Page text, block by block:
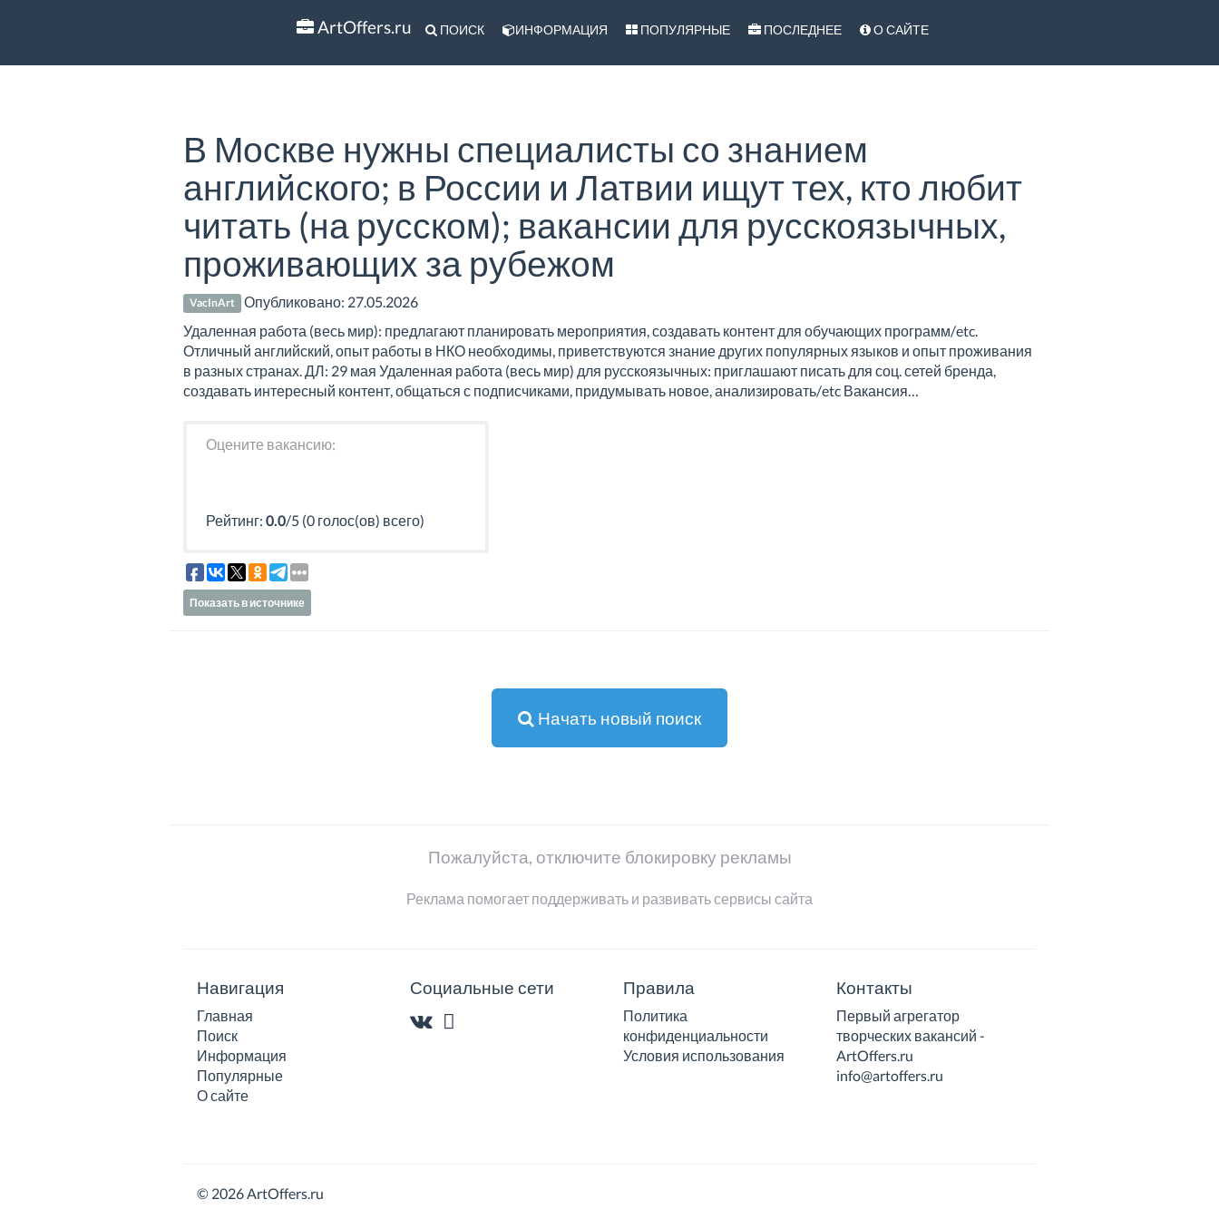
ArtOffers.ru ПОИСК ИНФОРМАЦИЯ ПОПУЛЯРНЫЕ ПОСЛЕДНЕЕ О САЙТЕ
В Москве нужны специалисты со знанием
английского; в России и Латвии ищут тех, кто любит
читать (на русском); вакансии для русскоязычных,
проживающих за рубежом
VacInArt Опубликовано: 27.05.2026
Удаленная работа (весь мир): предлагают планировать мероприятия, создавать контент для обучающих программ/etc.
Отличный английский, опыт работы в НКО необходимы, приветствуются знание других популярных языков и опыт проживания
в разных странах. ДЛ: 29 мая Удаленная работа (весь мир) для русскоязычных: приглашают писать для соц. сетей бренда,
создавать интересный контент, общаться с подписчиками, придумывать новое, анализировать/etc Вакансия…
Оцените вакансию:
Рейтинг: 0.0/5 (0 голос(ов) всего)
Показать в источнике
Начать новый поиск
Пожалуйста, отключите блокировку рекламы
Реклама помогает поддерживать и развивать сервисы сайта
Навигация
Главная
Поиск
Информация
Популярные
О сайте
Социальные сети Правила
Политика
конфиденциальности
Условия использования
Контакты
Первый агрегатор
творческих вакансий -
ArtOffers.ru
info@artoffers.ru
© 2026 ArtOffers.ru